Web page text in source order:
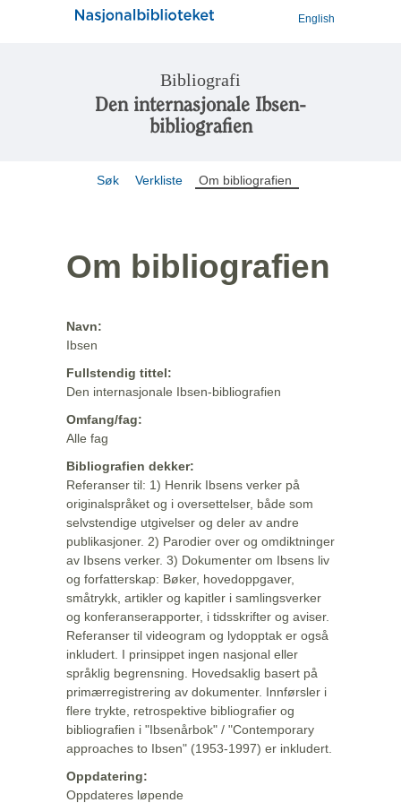
English
Bibliografi
Den internasjonale Ibsen-
bibliografien
Søk Verkliste Om bibliografien
Om bibliografien
Navn:
Ibsen
Fullstendig tittel:
Den internasjonale Ibsen-bibliografien
Omfang/fag:
Alle fag
Bibliografien dekker:
Referanser til: 1) Henrik Ibsens verker på
originalspråket og i oversettelser, både som
selvstendige utgivelser og deler av andre
publikasjoner. 2) Parodier over og omdiktninger
av Ibsens verker. 3) Dokumenter om Ibsens liv
og forfatterskap: Bøker, hovedoppgaver,
småtrykk, artikler og kapitler i samlingsverker
og konferanserapporter, i tidsskrifter og aviser.
Referanser til videogram og lydopptak er også
inkludert. I prinsippet ingen nasjonal eller
språklig begrensning. Hovedsaklig basert på
primærregistrering av dokumenter. Innførsler i
flere trykte, retrospektive bibliografier og
bibliografien i "Ibsenårbok" / "Contemporary
approaches to Ibsen" (1953-1997) er inkludert.
Oppdatering:
Oppdateres løpende